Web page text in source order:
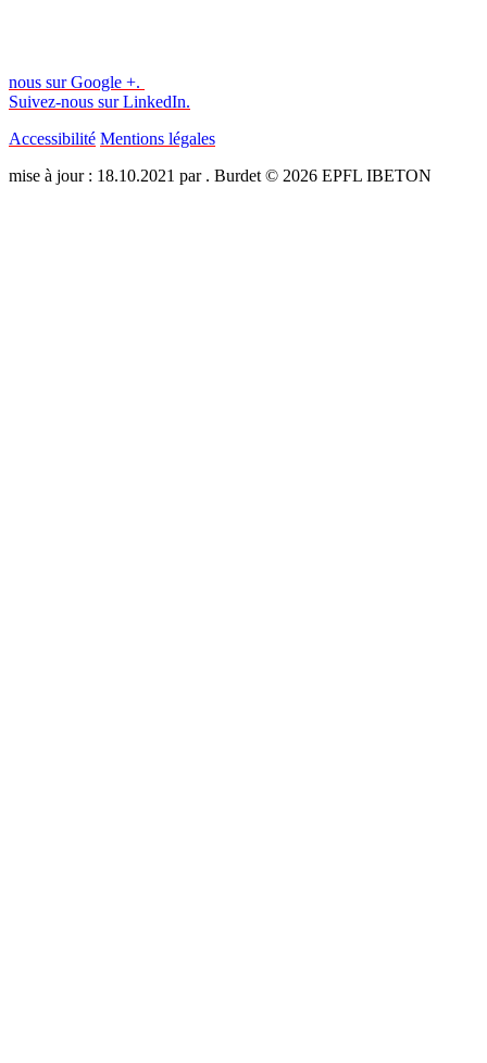
nous sur Google +.
Suivez-nous sur LinkedIn.
Accessibilité Mentions légales
mise à jour : 18.10.2021 par . Burdet © 2026 EPFL IBETON